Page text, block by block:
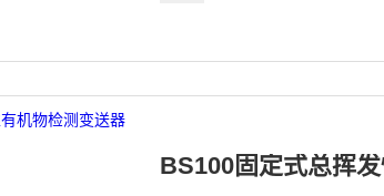
BS100固定式总挥